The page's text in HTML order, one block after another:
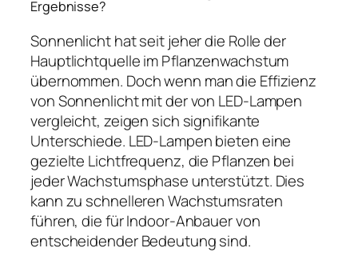
Ergebnisse?
Sonnenlicht hat seit jeher die Rolle der
Hauptlichtquelle im Pflanzenwachstum
übernommen. Doch wenn man die Effizienz
von Sonnenlicht mit der von LED-Lampen
vergleicht, zeigen sich signifikante
Unterschiede. LED-Lampen bieten eine
gezielte Lichtfrequenz, die Pflanzen bei
jeder Wachstumsphase unterstützt. Dies
kann zu schnelleren Wachstumsraten
führen, die für Indoor-Anbauer von
entscheidender Bedeutung sind.